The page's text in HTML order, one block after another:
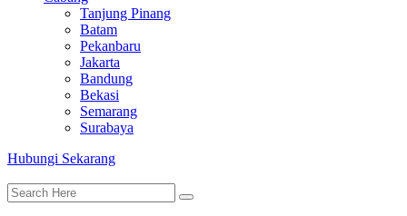
Tanjung Pinang
Batam
Pekanbaru
Jakarta
Bandung
Bekasi
Semarang
Surabaya
Hubungi Sekarang